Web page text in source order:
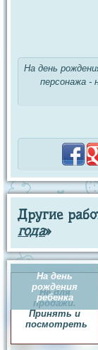
На день
персонажа -
Другие
года»
На день
рождения
ребенка
Не для
продажи.
Принять и
посмотреть